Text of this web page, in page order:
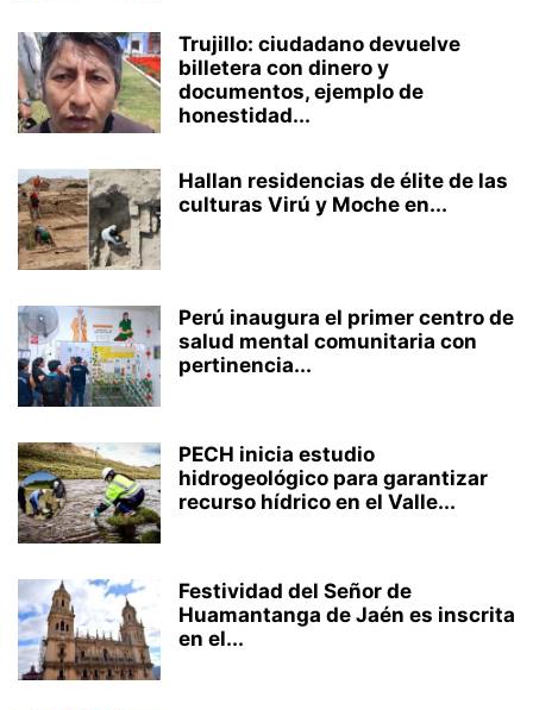
Trujillo: ciudadano devuelve
billetera con dinero y
documentos, ejemplo de
honestidad...
Hallan residencias de élite de las
culturas Virú y Moche en...
Perú inaugura el primer centro de
salud mental comunitaria con
pertinencia...
PECH inicia estudio
hidrogeológico para garantizar
recurso hídrico en el Valle...
Festividad del Señor de
Huamantanga de Jaén es inscrita
en el...